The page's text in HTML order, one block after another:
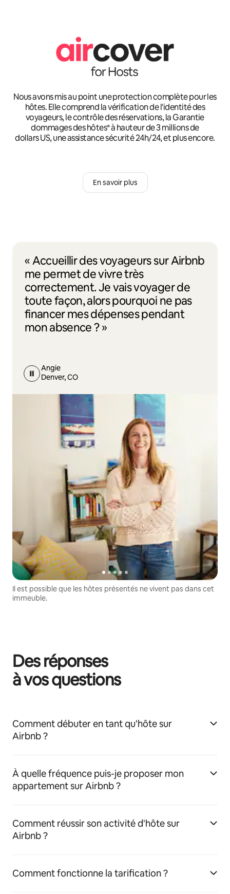
Nous avons mis au point une protection complète pour les
hôtes. Elle comprend la vérification de l'identité des
voyageurs, le contrôle des réservations, la Garantie
dommages des hôtes* à hauteur de 3 millions de
dollars US, une assistance sécurité 24h/24, et plus encore.
En savoir plus
« Accueillir des voyageurs sur Airbnb
me permet de vivre très
correctement. Je vais voyager de
toute façon, alors pourquoi ne pas
financer mes dépenses pendant
mon absence ? »
Angie
Denver, CO
Il est possible que les hôtes présentés ne vivent pas dans cet
immeuble.
Des réponses
à vos questions
Comment débuter en tant qu'hôte sur
Airbnb ?
À quelle fréquence puis-je proposer mon
appartement sur Airbnb ?
Comment réussir son activité d'hôte sur
Airbnb ?
Comment fonctionne la tarification ?